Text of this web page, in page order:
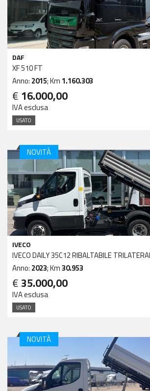
DAF
XF 510 FT
Anno: 2015; Km 1.160.303
€ 16.000,00
IVA esclusa
USATO
NOVITÀ
IVECO
IVECO DAILY 35C12 RIBALTABILE
Anno: 2023; Km30.953
€ 35.000,00
IVA esclusa
USATO
NOVITÀ